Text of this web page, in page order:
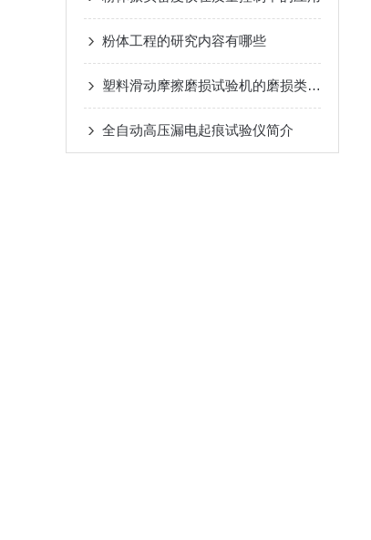
粉体工程的研究内容有哪些
塑料滑动摩擦磨损试验机的磨损类型识别与判断方法
全自动高压漏电起痕试验仪简介